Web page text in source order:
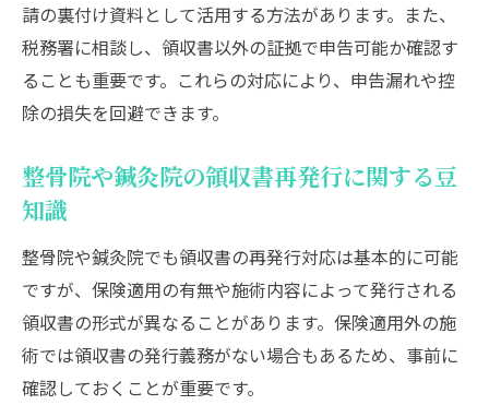
請の裏付け資料として活用する方法があります。また、
税務署に相談し、領収書以外の証拠で申告可能か確認す
ることも重要です。これらの対応により、申告漏れや控
除の損失を回避できます。
整骨院や鍼灸院の領収書再発行に関する豆
知識
整骨院や鍼灸院でも領収書の再発行対応は基本的に可能
ですが、保険適用の有無や施術内容によって発行される
領収書の形式が異なることがあります。保険適用外の施
術では領収書の発行義務がない場合もあるため、事前に
確認しておくことが重要です。